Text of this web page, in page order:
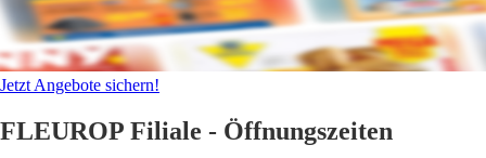
Jetzt Angebote sichern!
FLEUROP Filiale - Öffnungszeiten